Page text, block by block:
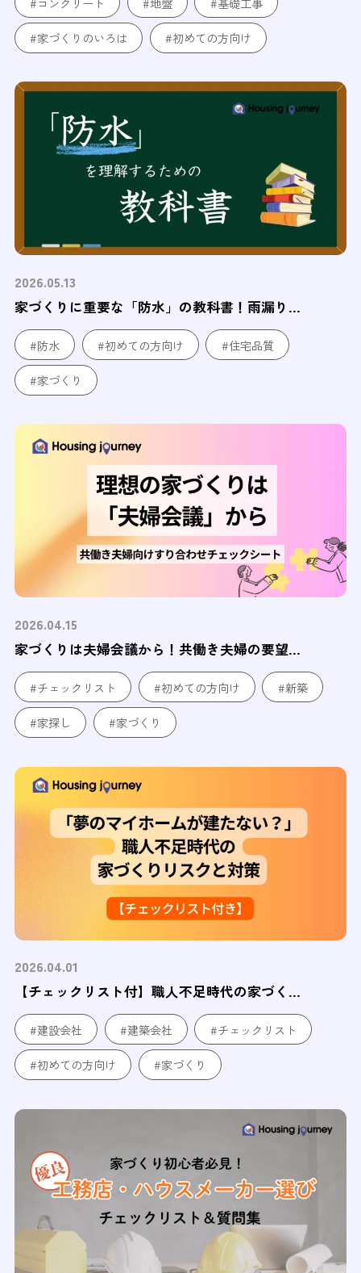
#家づくりのいろは #初めての方向け
2026.05.13
家づくりに重要な「防水」の教科書！雨漏り...
#防水 #初めての方向け #住宅品質
#家づくり
2026.04.15
家づくりは夫婦会議から！共働き夫婦の要望...
#チェックリスト #初めての方向け #新築
#家探し #家づくり
2026.04.01
【チェックリスト付】職人不足時代の家づく...
#建設会社 #建築会社 #チェックリスト
#初めての方向け #家づくり